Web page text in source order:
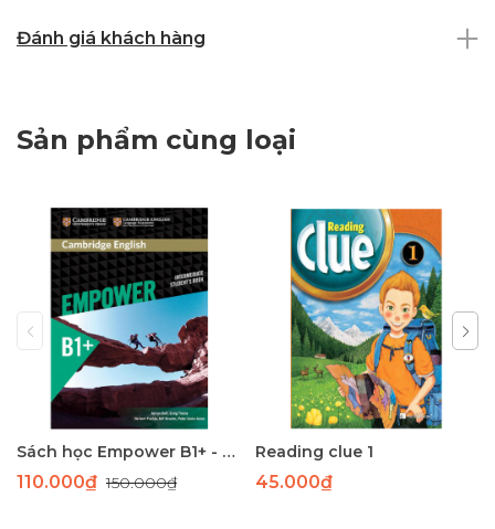
Đánh giá khách hàng
Sản phẩm cùng loại
Sách học Empower B1+ - Giáo trình học tiếng Anh giao tiếp trình độ B1+
110.000₫150.000₫
Reading clue 1
45.000₫